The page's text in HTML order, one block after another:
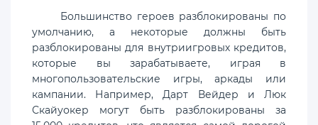
Большинство героев разблокированы по
умолчанию, а некоторые должны быть
разблокированы для внутриигровых кредитов,
которые вы зарабатываете, играя в
многопользовательские игры, аркады или
кампании. Например, Дарт Вейдер и Люк
Скайуокер могут быть разблокированы за